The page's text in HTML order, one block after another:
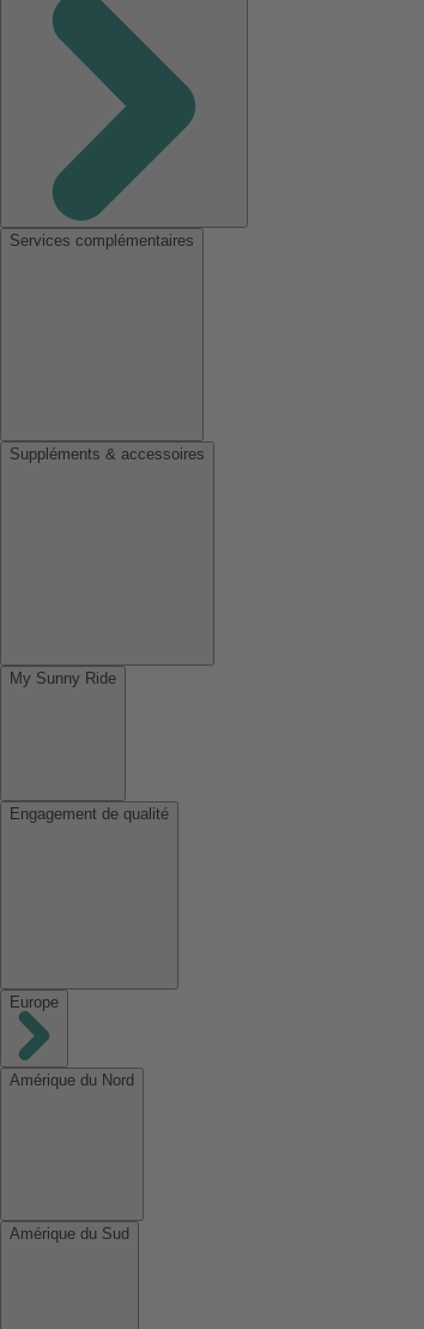
Services complémentaires
Suppléments & accessoires
My Sunny Ride
Engagement de qualité
Europe
Amérique du Nord
Amérique du Sud